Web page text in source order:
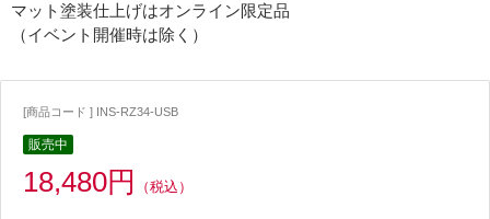
マット塗装仕上げはオンライン限定品
（イベント開催時は除く）
[商品コード ] INS-RZ34-USB
販売中
18,480円 （税込）